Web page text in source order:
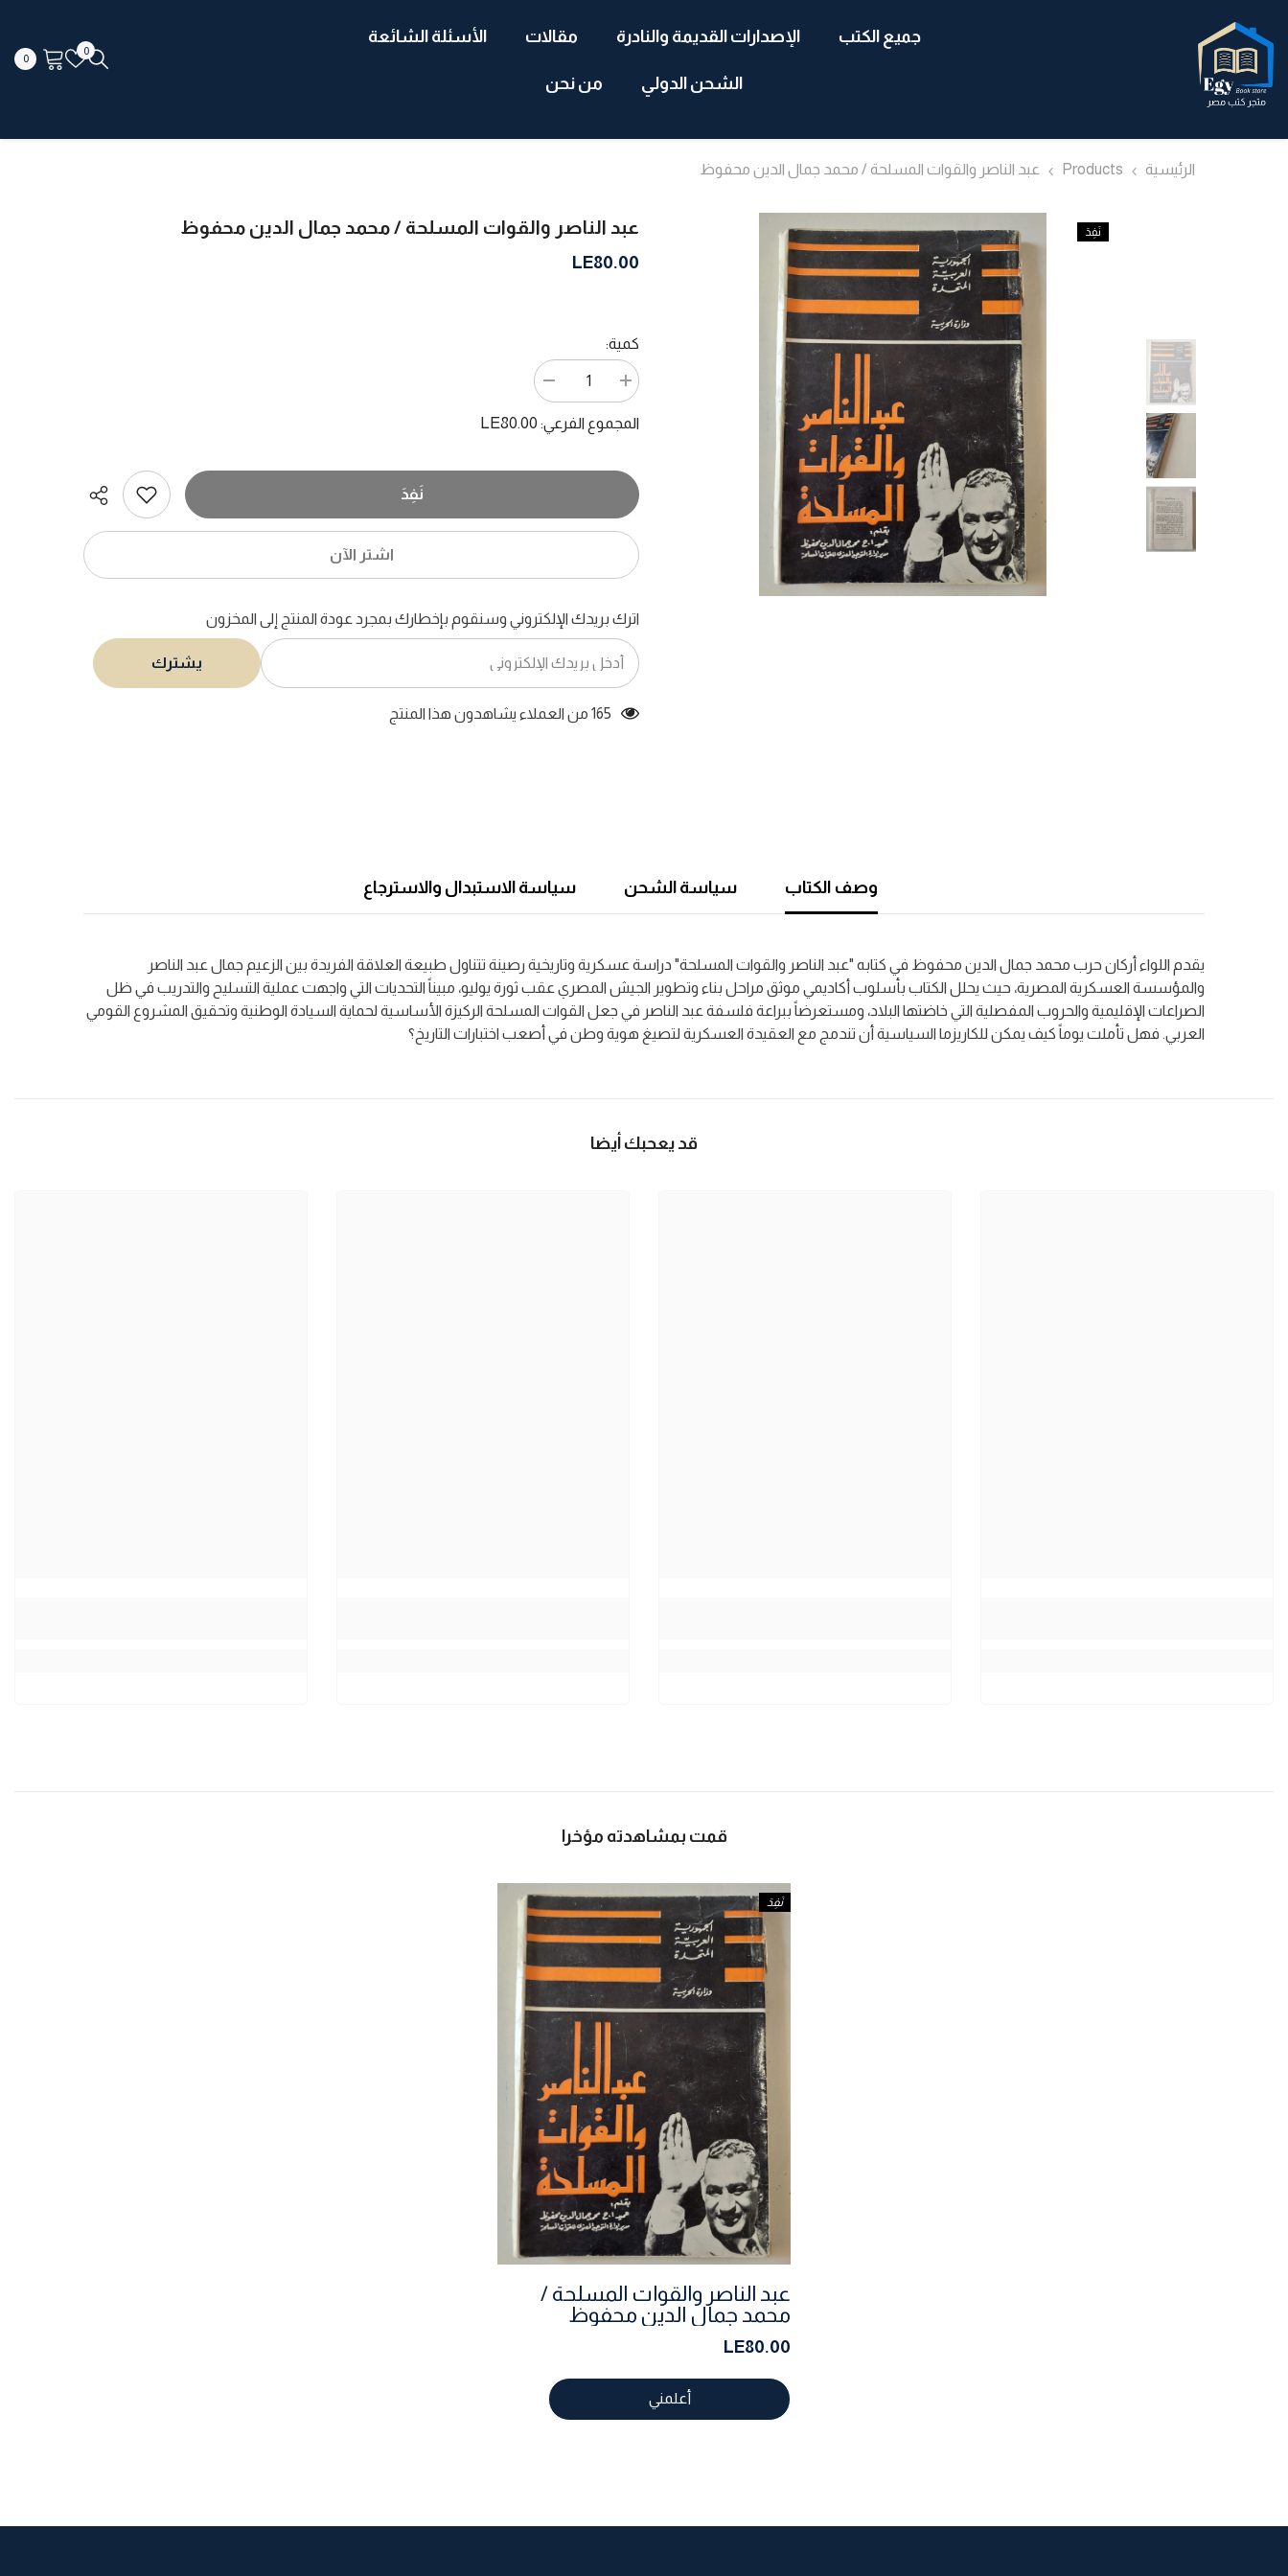
جميع الكتب الإصدارات القديمة والنادرة مقالات الأسئلة الشائعة
الشحن الدولي من نحن
0 قوائم
الرغبات
0
الرئيسية Products عبد الناصر والقوات المسلحة / محمد جمال الدين محفوظ
نَفِدَ عبد الناصر والقوات المسلحة / محمد جمال الدين محفوظ
LE80.00
كمية:
تقليل
الكمية
عبد
المسلحة
جمال
الدين
زيادة
الكمية
عبد
المسلحة
جمال
الدين
المجموع الفرعي:LE80.00
نَفِدَ
اشتر الآن
اترك بريدك الإلكتروني وسنقوم بإخطارك بمجرد عودة المنتج إلى المخزون
يشترك
165 من العملاء يشاهدون هذا المنتج
وصف الكتاب سياسة الشحن سياسة الاستبدال والاسترجاع
يقدم اللواء أركان حرب محمد جمال الدين محفوظ في كتابه "عبد الناصر والقوات المسلحة" دراسة عسكرية وتاريخية رصينة تتناول طبيعة العلاقة الفريدة بين الزعيم جمال عبد الناصر
والمؤسسة العسكرية المصرية، حيث يحلل الكتاب بأسلوب أكاديمي موثق مراحل بناء وتطوير الجيش المصري عقب ثورة يوليو، مبيناً التحديات التي واجهت عملية التسليح والتدريب في ظل
الصراعات الإقليمية والحروب المفصلية التي خاضتها البلاد، ومستعرضاً ببراعة فلسفة عبد الناصر في جعل القوات المسلحة الركيزة الأساسية لحماية السيادة الوطنية وتحقيق المشروع القومي
العربي. فهل تأملت يوماً كيف يمكن للكاريزما السياسية أن تندمج مع العقيدة العسكرية لتصيغ هوية وطن في أصعب اختبارات التاريخ؟
قد يعحبك أيضا
قمت بمشاهدته مؤخرا
نَفِدَ
عبد الناصر والقوات المسلحة /
محمد جمال الدين محفوظ
LE80.00
أعلمني